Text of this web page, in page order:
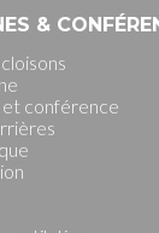
&
conférence